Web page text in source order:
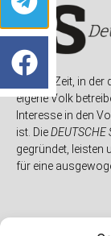
In einer Zeit, in
eigene Volk
Interesse in den
ist. DieDEUTSCHE
gegründet, leisten
für eine